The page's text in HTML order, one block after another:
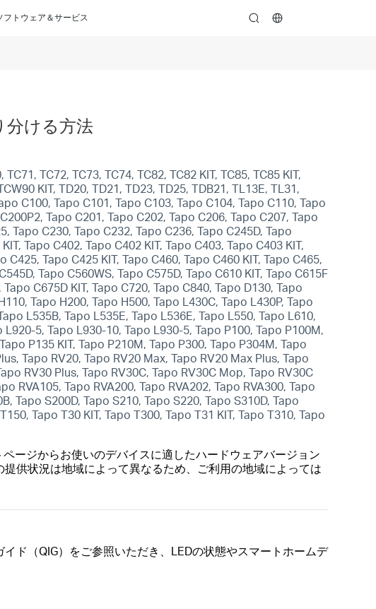
フトウェア＆サービス search
ける方法
TC72, TC73, TC74, TC82, TC82 KIT, TC85, TC85 KIT,
KIT, TD20, TD21, TD23, TD25, TDB21, TL13E, TL31,
C100, Tapo C101, Tapo C103, Tapo C104, Tapo C110, Tapo
Tapo C201, Tapo C202, Tapo C206, Tapo C207, Tapo
Tapo C230, Tapo C232, Tapo C236, Tapo C245D, Tapo
Tapo C402, Tapo C402 KIT, Tapo C403, Tapo C403 KIT,
Tapo C425 KIT, Tapo C460, Tapo C460 KIT, Tapo C465,
Tapo C560WS, Tapo C575D, Tapo C610 KIT, Tapo C615F
C675D KIT, Tapo C720, Tapo C840, Tapo D130, Tapo
Tapo H200, Tapo H500, Tapo L430C, Tapo L430P, Tapo
L535B, Tapo L535E, Tapo L536E, Tapo L550, Tapo L610,
5, Tapo L930-10, Tapo L930-5, Tapo P100, Tapo P100M,
P135 KIT, Tapo P210M, Tapo P300, Tapo P304M, Tapo
Tapo RV20, Tapo RV20 Max, Tapo RV20 Max Plus, Tapo
RV30 Plus, Tapo RV30C, Tapo RV30C Mop, Tapo RV30C
RVA105, Tapo RVA200, Tapo RVA202, Tapo RVA300, Tapo
Tapo S200D, Tapo S210, Tapo S220, Tapo S310D, Tapo
Tapo T30 KIT, Tapo T300, Tapo T31 KIT, Tapo T310, Tapo
ージからお使いのデバイスに適したハードウェアバージョン
供状況は地域によって異なるため、ご利用の地域によっては
ド（QIG）をご参照いただき、LEDの状態やスマートホームデ